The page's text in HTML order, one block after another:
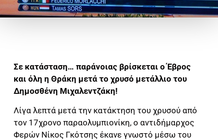
Σε κατάσταση… παράνοιας βρίσκεται ο Έβρος
και όλη η Θράκη μετά το χρυσό μετάλλιο του
Δημοσθένη Μιχαλεντζάκη!
Λίγα λεπτά μετά την κατάκτηση του χρυσού από
τον 17χρονο παραολυμπιονίκη, ο αντιδήμαρχος
Φερών Νίκος Γκότσης έκανε γνωστό μέσω του